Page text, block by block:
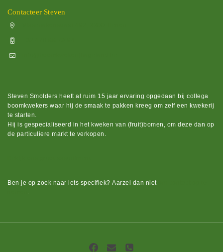
Contacteer Steven
Steven Smolders heeft al ruim 15 jaar ervaring opgedaan bij collega
boomkwekers waar hij de smaak te pakken kreeg om zelf een kwekerij
te starten.
Hij is gespecialiseerd in het kweken van (fruit)bomen, om deze dan op
de particuliere markt te verkopen.
Ben je op zoek naar iets specifiek? Aarzel dan niet
.